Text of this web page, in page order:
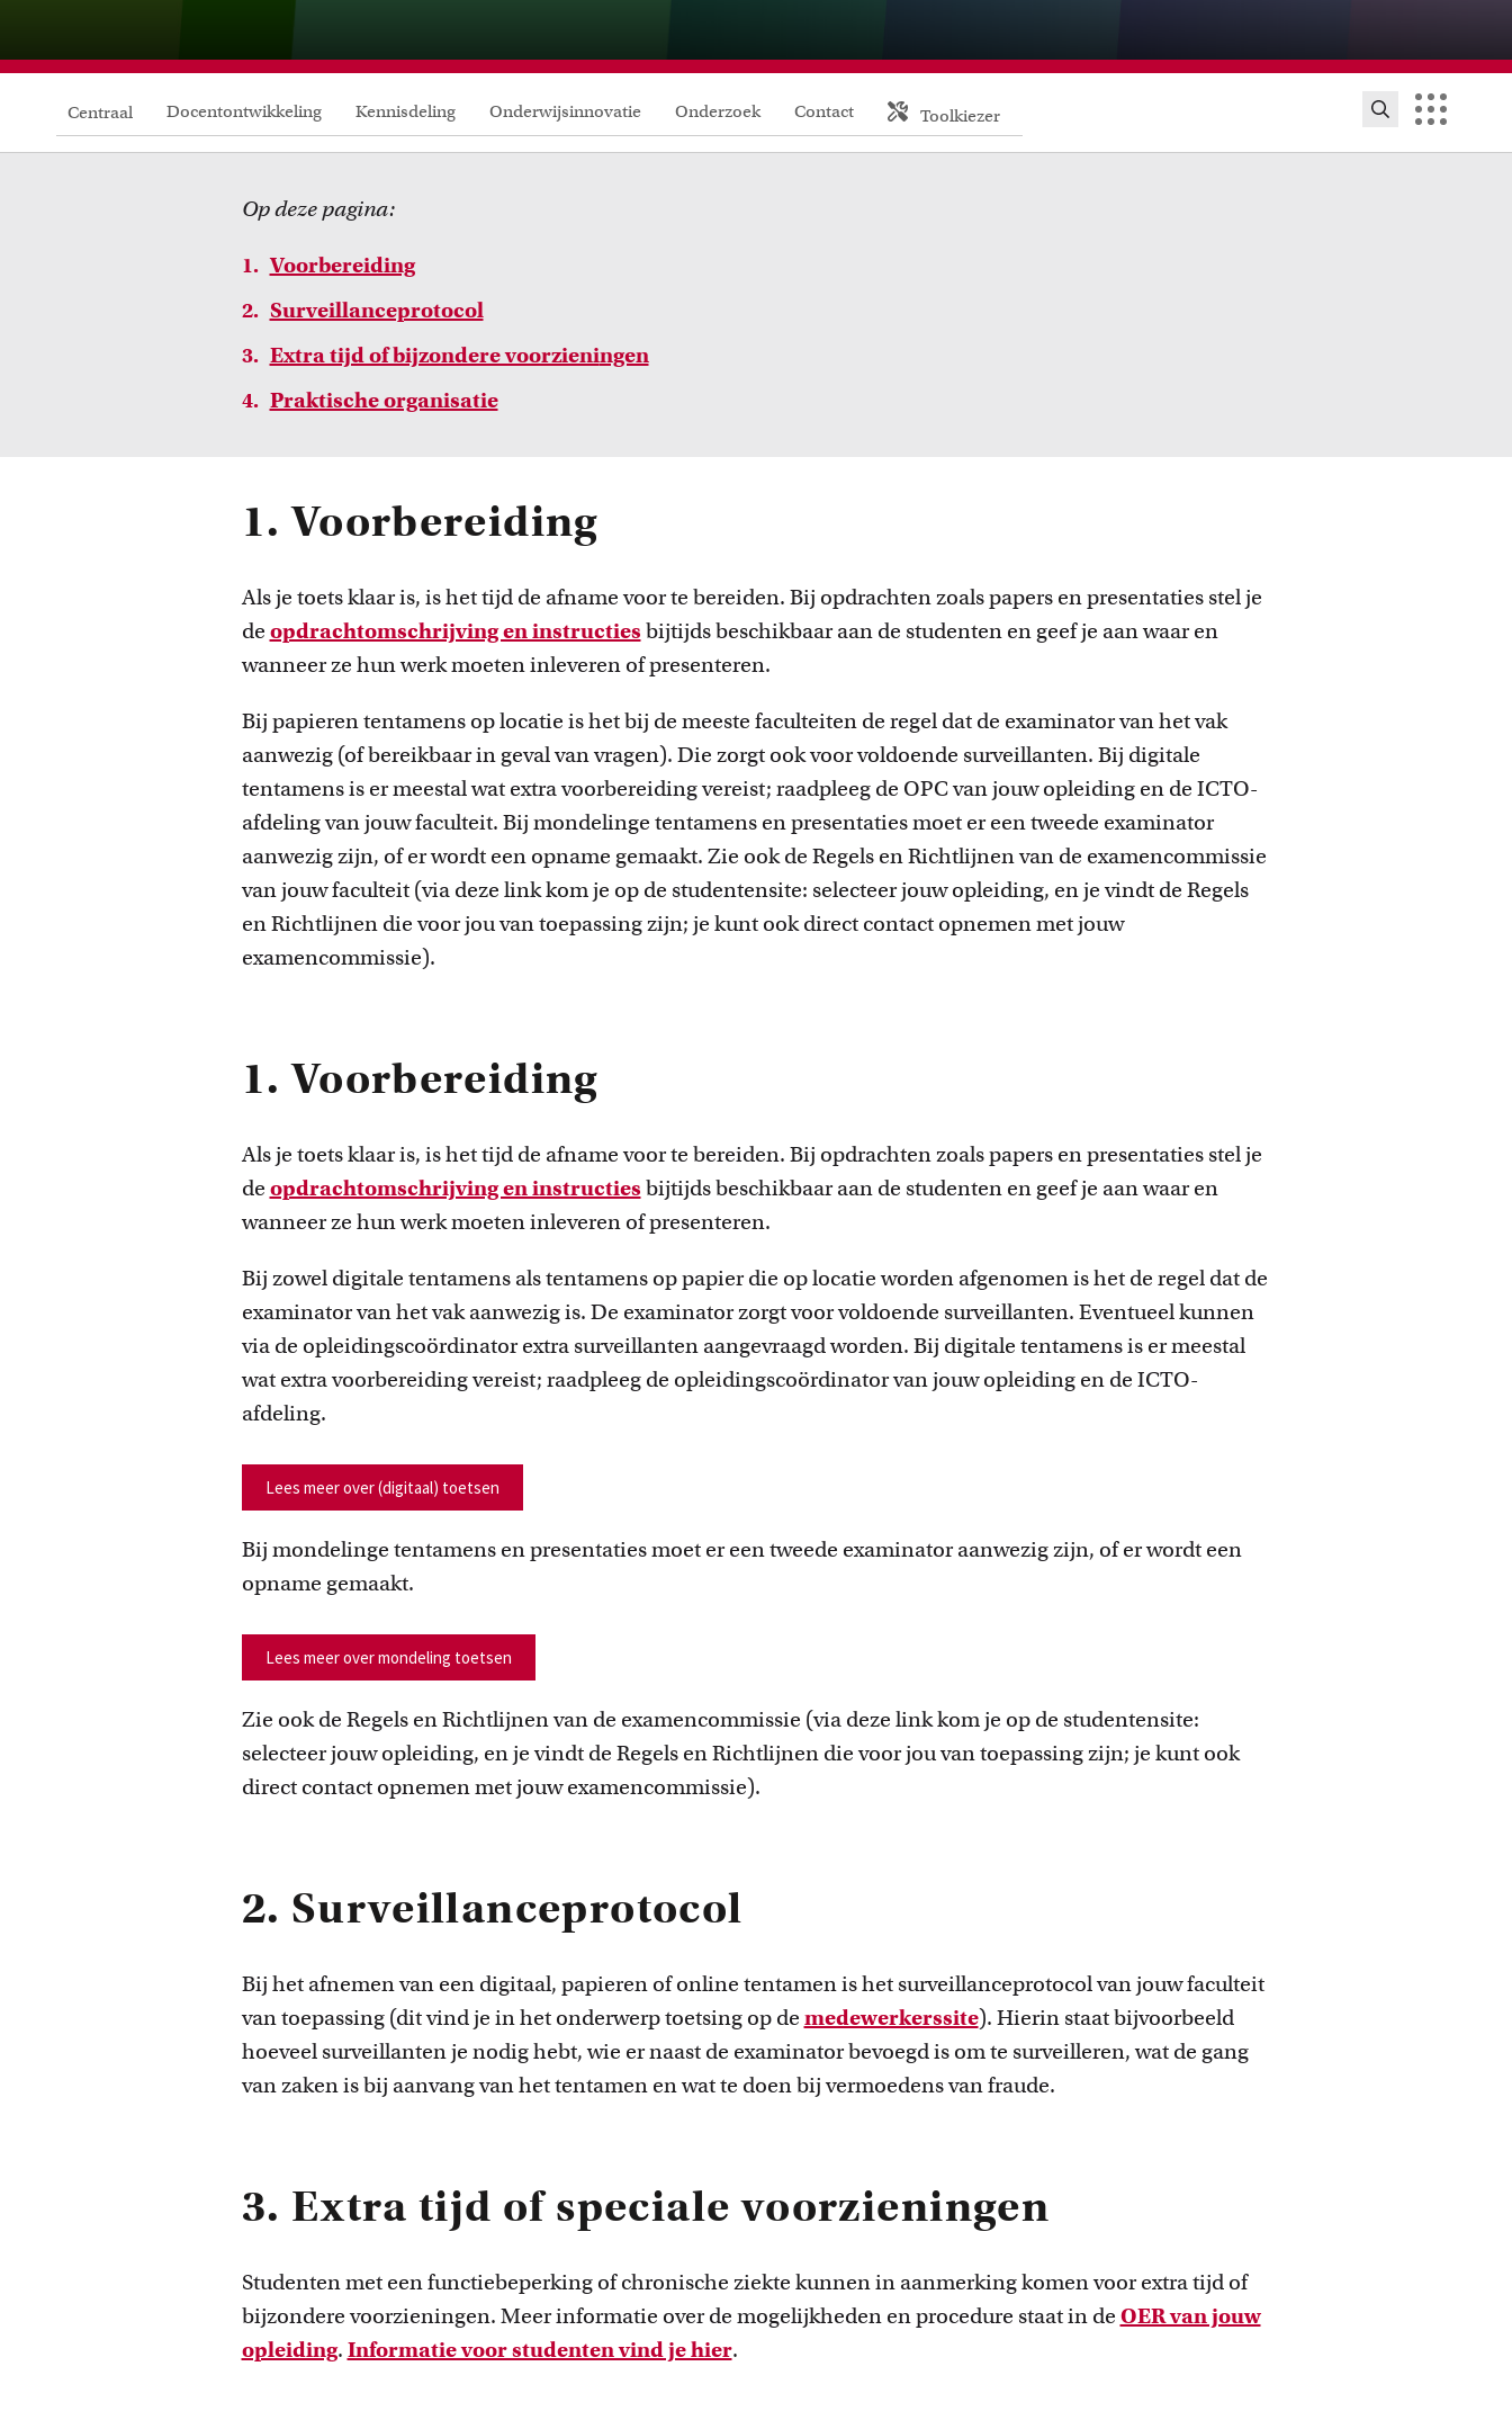
FGW
FMG
Centraal Docentontwikkeling Kennisdeling Onderwijsinnovatie Onderzoek Contact Toolkiezer
Op deze pagina:
Voorbereiding
Surveillanceprotocol
Extra tijd of bijzondere voorzieningen
Praktische organisatie
1. Voorbereiding
Als je toets klaar is, is het tijd de afname voor te bereiden. Bij opdrachten zoals papers en presentaties stel je
de opdrachtomschrijving en instructies bijtijds beschikbaar aan de studenten en geef je aan waar en
wanneer ze hun werk moeten inleveren of presenteren.
Bij papieren tentamens op locatie is het bij de meeste faculteiten de regel dat de examinator van het vak
aanwezig (of bereikbaar in geval van vragen). Die zorgt ook voor voldoende surveillanten. Bij digitale
tentamens is er meestal wat extra voorbereiding vereist; raadpleeg de OPC van jouw opleiding en de ICTO-
afdeling van jouw faculteit. Bij mondelinge tentamens en presentatiesmoet er een tweede examinator
aanwezigzijn, of er wordt een opname gemaakt. Zie ook de Regels en Richtlijnen van de examencommissie
van jouw faculteit (via deze linkkom je op de studentensite: selecteer jouw opleiding, en je vindt de Regels
en Richtlijnen die voor jou van toepassing zijn; je kunt ook direct contact opnemen met jouw
examencommissie).
1. Voorbereiding
Als je toets klaar is, is het tijd de afname voor te bereiden. Bij opdrachten zoals papers en presentaties stel je
de opdrachtomschrijving en instructies bijtijds beschikbaar aan de studenten en geef je aan waar en
wanneer ze hun werk moeten inleveren of presenteren.
Bij zowel digitale tentamens als tentamens op papier die op locatie worden afgenomen is het de regel dat de
examinator van het vak aanwezig is. De examinator zorgt voor voldoende surveillanten. Eventueel kunnen
via de opleidingscoördinator extra surveillanten aangevraagd worden. Bij digitale tentamens is er meestal
wat extra voorbereiding vereist; raadpleeg de opleidingscoördinator van jouw opleiding en de ICTO-
afdeling.
Lees meer over (digitaal) toetsen
Bij mondelinge tentamens en presentaties moet er een tweede examinator aanwezig zijn, of er wordt een
opname gemaakt.
Lees meer over mondeling toetsen
Zie ook de Regels en Richtlijnen van de examencommissie (via deze linkkom je op de studentensite:
selecteer jouw opleiding, en je vindt de Regels en Richtlijnen die voor jou van toepassing zijn; je kunt ook
direct contact opnemen met jouw examencommissie).
2. Surveillanceprotocol
Bij het afnemen van een digitaal, papieren of online tentamen is het surveillanceprotocol van jouw faculteit
van toepassing (dit vind je in het onderwerp toetsing op de medewerkerssite). Hierin staat bijvoorbeeld
hoeveel surveillanten je nodig hebt, wie er naast de examinator bevoegd is om te surveilleren, wat de gang
van zaken is bij aanvang van het tentamen en wat te doen bij vermoedens van fraude.
3. Extra tijd of speciale voorzieningen
Studenten met een functiebeperking of chronische ziekte kunnen in aanmerking komen voor extra tijd of
bijzondere voorzieningen. Meer informatie over de mogelijkheden en procedure staat in de OER van jouw
opleiding. Informatie voor studenten vind je hier.